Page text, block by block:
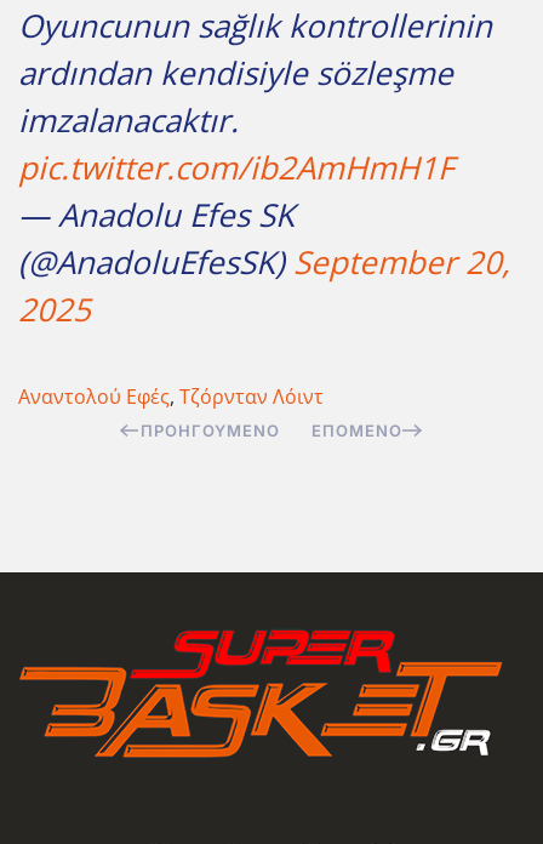
Oyuncunun sağlık kontrollerinin
ardından kendisiyle sözleşme
imzalanacaktır.
pic.twitter.com/ib2AmHmH1F
— Anadolu Efes SK
(@AnadoluEfesSK)September 20,
2025
Αναντολού Εφές, Τζόρνταν Λόιντ
ΠΡΟΗΓΟΎΜΕΝΟ ΕΠΌΜΕΝΟ